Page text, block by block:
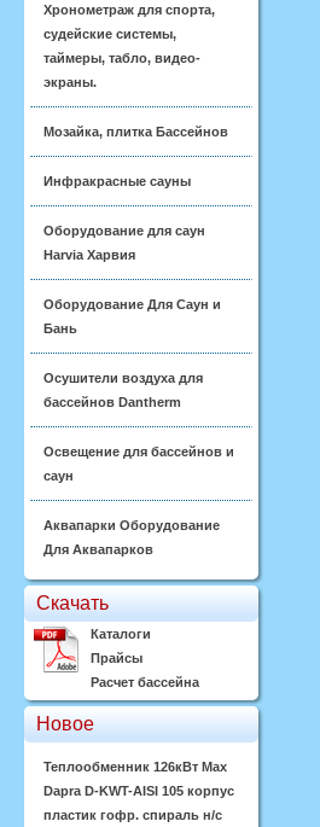
Хронометраж для спорта,
судейские системы,
таймеры, табло, видео-
экраны.
Мозайка, плитка Бассейнов
Инфракрасные сауны
Оборудование для саун
Harvia Харвия
Оборудование Для Саун и
Бань
Осушители воздуха для
бассейнов Dantherm
Освещение для бассейнов и
саун
Аквапарки Оборудование
Для Аквапарков
Скачать
Каталоги
Прайсы
Расчет бассейна
Новое
Теплообменник 126кВт Max
Dapra D-KWT-AISI 105 корпус
пластик гофр. спираль н/с